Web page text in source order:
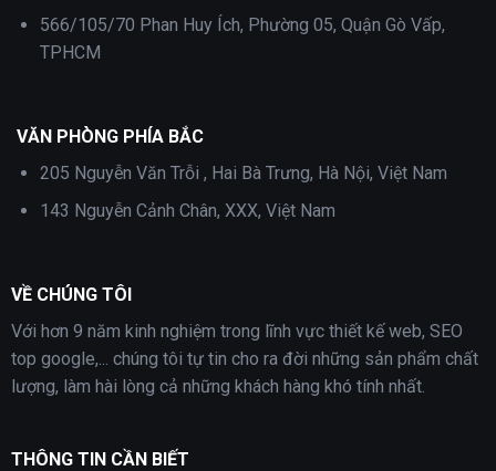
566/105/70 Phan Huy Ích, Phường 05, Quận Gò Vấp,
TPHCM
VĂN PHÒNG PHÍA BẮC
205 Nguyễn Văn Trỗi , Hai Bà Trưng, Hà Nội, Việt Nam
143 Nguyễn Cảnh Chân, XXX, Việt Nam
VỀ CHÚNG TÔI
Với hơn 9 năm kinh nghiệm trong lĩnh vực thiết kế web, SEO
top google,... chúng tôi tự tin cho ra đời những sản phẩm chất
lượng, làm hài lòng cả những khách hàng khó tính nhất.
THÔNG TIN CẦN BIẾT